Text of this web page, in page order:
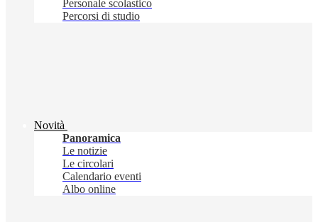
Personale scolastico
Percorsi di studio
Novità
Panoramica
Le notizie
Le circolari
Calendario eventi
Albo online